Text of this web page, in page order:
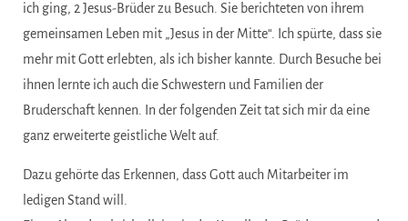
ich ging, 2 Jesus-Brüder zu Besuch. Sie berichteten von ihrem
gemeinsamen Leben mit „Jesus in der Mitte“. Ich spürte, dass sie
mehr mit Gott erlebten, als ich bisher kannte. Durch Besuche bei
ihnen lernte ich auch die Schwestern und Familien der
Bruderschaft kennen. In der folgenden Zeit tat sich mir da eine
ganz erweiterte geistliche Welt auf.
Dazu gehörte das Erkennen, dass Gott auch Mitarbeiter im
ledigen Stand will.